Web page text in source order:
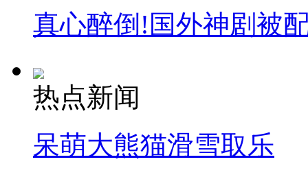
真心醉倒!国外神剧被
热点新闻
呆萌大熊猫滑雪取乐